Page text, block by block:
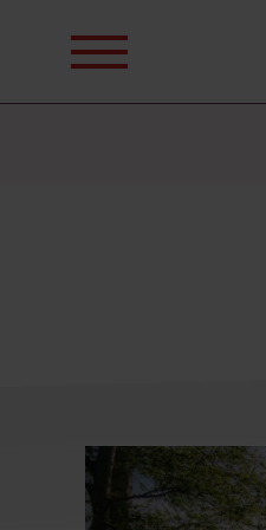
efter: